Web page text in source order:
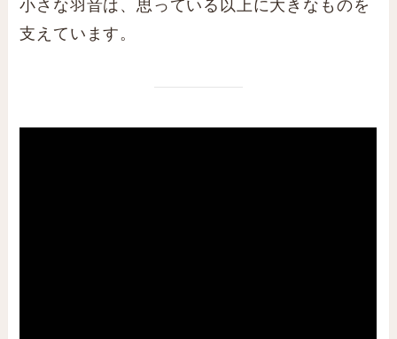
小さな羽音は、思っている以上に大きなものを
支えています。